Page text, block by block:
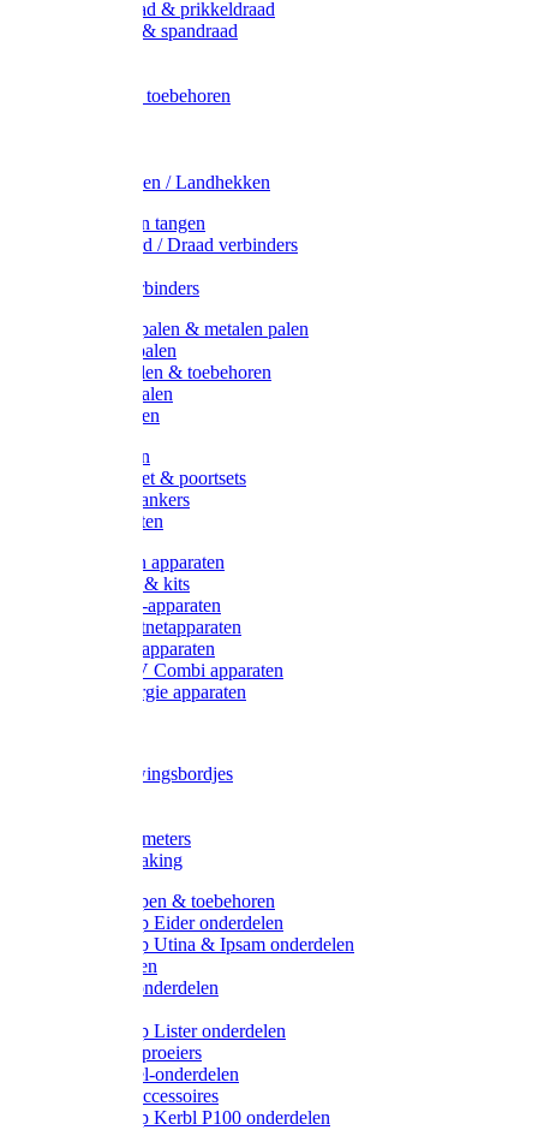
Metaal draad & prikkeldraad
Binddraad & spandraad
Afrasternet toebehoren
Weidehekken / Landhekken
Spanners en tangen
Lint / Koord / Draad verbinders
Litzclip verbinders
Recycling palen & metalen palen
Kunststof palen
T-Post t-palen & toebehoren
Glasfiber palen
Houten palen
Poortgrepen
Doorgangset & poortsets
Poortgreepankers
Weidepoorten
Onderdelen apparaten
Starter sets & kits
9V Batterij-apparaten
230V Lichtnetapparaten
12V Accu-apparaten
230V / 12V Combi apparaten
Zonne-energie apparaten
Waarschuwingsbordjes
Wegers en meters
Video bewaking
Weidepompen & toebehoren
Weidepomp Eider onderdelen
Weidepomp Utina & Ipsam onderdelen
Drinkbakken
Drinkbak onderdelen
Weidepomp Lister onderdelen
Nippels / Sproeiers
Drinknippel-onderdelen
Drinkbak accessoires
Weidepomp Kerbl P100 onderdelen